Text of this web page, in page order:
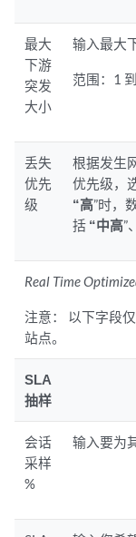
最大
下游
突发
大小
输入最大
范围：1
丢失
优先
级
根据发生
优先级，
“高”时，
括 “中高”
Real Time
注意：
以下字段
站点。
SLA
抽样
会话
采样
%
输入要为